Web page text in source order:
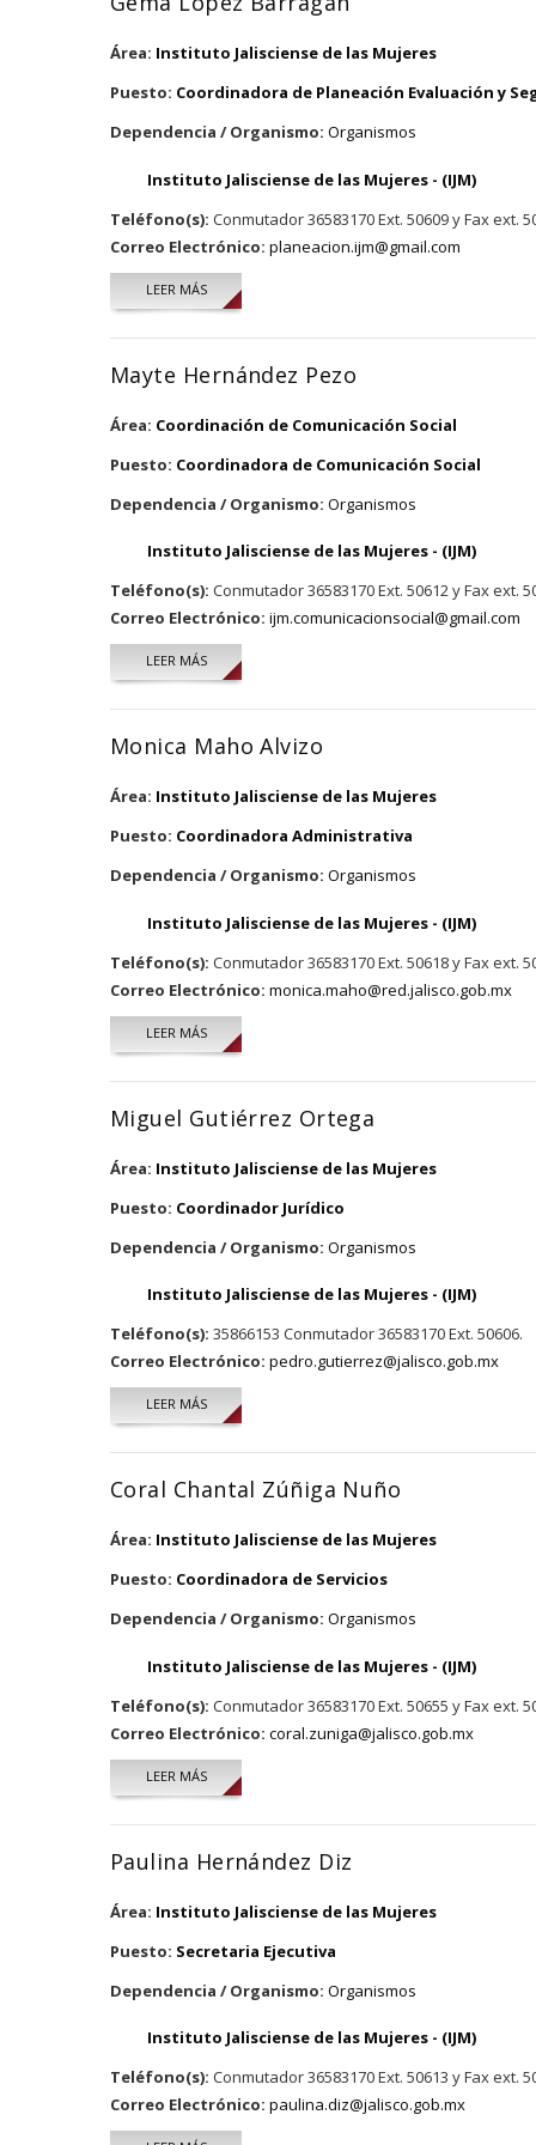
Área: Instituto Jalisciense de las Mujeres
Puesto: Coordinadora de Planeación Evaluación y
Dependencia / Organismo: Organismos
Instituto Jalisciense de las Mujeres - (IJM)
Teléfono(s): Conmutador 36583170 Ext. 50609 y Fax ext.
Correo Electrónico: planeacion.ijm@gmail.com
LEER MÁSSOBRE GEMA LÓPEZ BARRAGÁN
Mayte Hernández Pezo
Área: Coordinación de Comunicación Social
Puesto: Coordinadora de Comunicación Social
Dependencia / Organismo: Organismos
Instituto Jalisciense de las Mujeres - (IJM)
Teléfono(s): Conmutador 36583170 Ext. 50612 y Fax ext.
Correo Electrónico: ijm.comunicacionsocial@gmail.com
LEER MÁSSOBRE MAYTE HERNÁNDEZ PEZO
Monica Maho Alvizo
Área: Instituto Jalisciense de las Mujeres
Puesto: Coordinadora Administrativa
Dependencia / Organismo: Organismos
Instituto Jalisciense de las Mujeres - (IJM)
Teléfono(s): Conmutador 36583170 Ext. 50618 y Fax ext.
Correo Electrónico: monica.maho@red.jalisco.gob.mx
LEER MÁSSOBRE MONICA MAHO ALVIZO
Miguel Gutiérrez Ortega
Área: Instituto Jalisciense de las Mujeres
Puesto: Coordinador Jurídico
Dependencia / Organismo: Organismos
Instituto Jalisciense de las Mujeres - (IJM)
Teléfono(s): 35866153 Conmutador 36583170 Ext. 50606.
Correo Electrónico: pedro.gutierrez@jalisco.gob.mx
LEER MÁSSOBRE MIGUEL GUTIÉRREZ ORTEGA
Coral Chantal Zúñiga Nuño
Área: Instituto Jalisciense de las Mujeres
Puesto: Coordinadora de Servicios
Dependencia / Organismo: Organismos
Instituto Jalisciense de las Mujeres - (IJM)
Teléfono(s): Conmutador 36583170 Ext. 50655 y Fax ext.
Correo Electrónico: coral.zuniga@jalisco.gob.mx
LEER MÁSSOBRE CORAL CHANTAL ZÚÑIGA NUÑO
Paulina Hernández Diz
Área: Instituto Jalisciense de las Mujeres
Puesto: Secretaria Ejecutiva
Dependencia / Organismo: Organismos
Instituto Jalisciense de las Mujeres - (IJM)
Teléfono(s): Conmutador 36583170 Ext. 50613 y Fax ext.
Correo Electrónico: paulina.diz@jalisco.gob.mx